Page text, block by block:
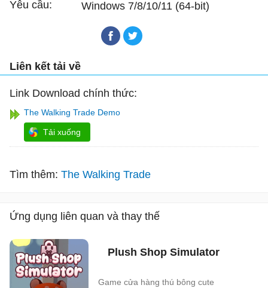
Yêu cầu:
Windows 7/8/10/11 (64-bit)
Liên kết tải về
Link Download chính thức:
The Walking Trade Demo
Tải xuống
Tìm thêm: The Walking Trade
Ứng dụng liên quan và thay thế
Plush Shop Simulator
Game cửa hàng thú bông cute